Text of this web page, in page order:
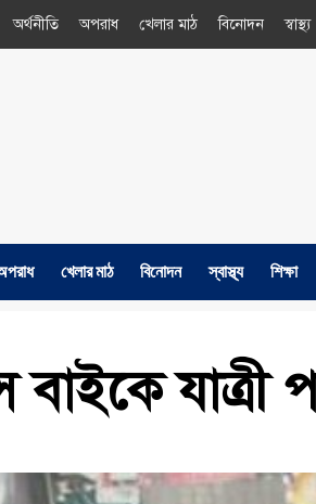
অর্থনীতি অপরাধ খেলার মাঠ বিনোদন স্বাস্থ্য
খেলার মাঠ বিনোদন স্বাস্থ্য শিক্ষা
বাইকে যাত্রী